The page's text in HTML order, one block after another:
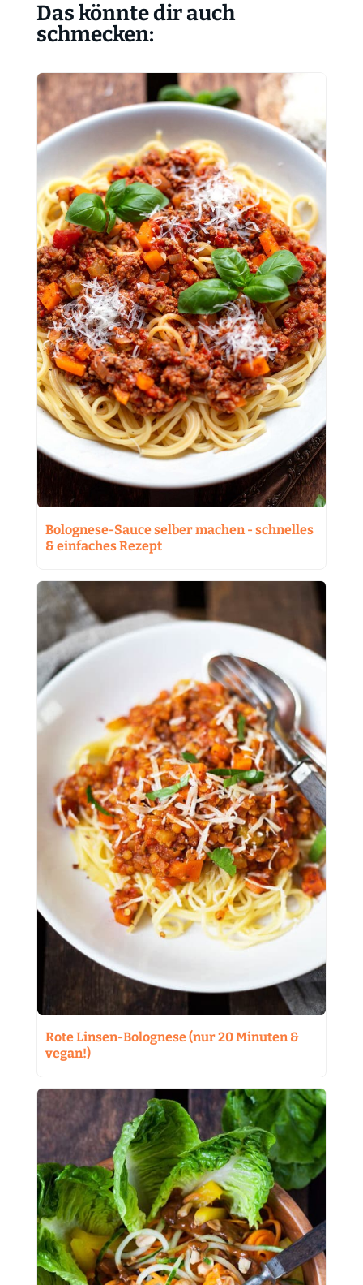
Das könnte dir auch
schmecken:
Bolognese-Sauce selber machen - schnelles
& einfaches Rezept
Rote Linsen-Bolognese (nur 20 Minuten &
vegan!)